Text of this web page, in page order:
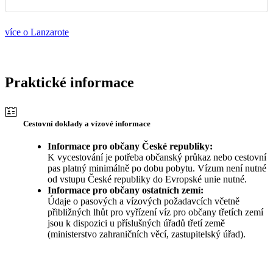
více o Lanzarote
Praktické informace
Cestovní doklady a vízové informace
Informace pro občany České republiky:
K vycestování je potřeba občanský průkaz nebo cestovní
pas platný minimálně po dobu pobytu. Vízum není nutné
od vstupu České republiky do Evropské unie nutné.
Informace pro občany ostatních zemí:
Údaje o pasových a vízových požadavcích včetně
přibližných lhůt pro vyřízení víz pro občany třetích zemí
jsou k dispozici u příslušných úřadů třetí země
(ministerstvo zahraničních věcí, zastupitelský úřad).